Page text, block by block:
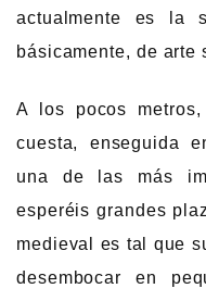
actualmente es la
básicamente, de arte
A los pocos
cuesta, enseguida
una de las más
esperéis grandes
medieval es tal que
desembocar en